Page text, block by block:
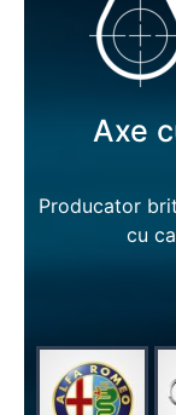
Axe
Producator
cu